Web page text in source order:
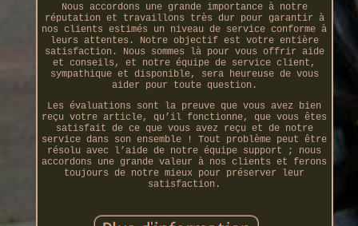
Nous accordons une grande importance à notre
réputation et travaillons très dur pour garantir à
nos clients estimés un niveau de service conforme à
leurs attentes. Notre objectif est votre entière
satisfaction. Nous sommes là pour vous offrir aide
et conseils, et notre équipe de service client,
sympathique et disponible, sera heureuse de vous
aider pour toute question.
Les évaluations sont la preuve que vous avez bien
reçu votre article, qu’il fonctionne, que vous êtes
satisfait de ce que vous avez reçu et de notre
service dans son ensemble ! Tout problème peut être
résolu avec l’aide de notre équipe support ; nous
accordons une grande valeur à nos clients et ferons
toujours de notre mieux pour préserver leur
satisfaction.